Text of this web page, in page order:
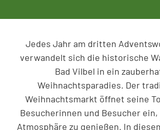
Jedes Jahr am dritten
verwandelt sich die historische
Bad Vilbel in ein
Weihnachtsparadies. Der
Weihnachtsmarkt öffnet seine
Besucherinnen und Besucher
Atmosphäre zu genießen. In